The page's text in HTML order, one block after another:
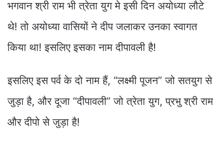
भगवान श्री राम भी त्रेता युग मे इसी दिन अयोध्या लौटे
थे! तो अयोध्या वासियों ने दीप जलाकर उनका स्वागत
किया था! इसलिए इसका नाम दीपावली है!
इसलिए इस पर्व के दो नाम हैं, “लक्ष्मी पूजन” जो सतयुग से
जुड़ा है, और दूजा “दीपावली” जो त्रेता युग, प्रभु श्री राम
और दीपो से जुड़ा है!